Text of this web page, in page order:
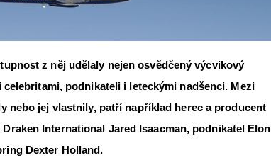
z něj udělaly nejen osvědčený výcvikový
podnikateli i leteckými nadšenci. Mezi
nebo jej vlastnily, patří například herec a producent
International Jared Isaacman, podnikatel Elon
Dexter Holland.